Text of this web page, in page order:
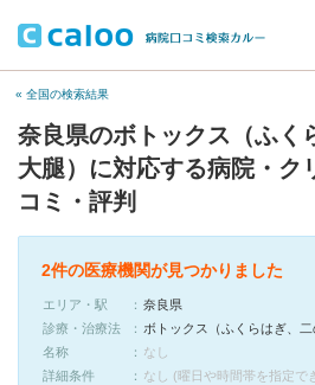
« 全国の検索結果
奈良県のボトックス（ふく
大腿）に対応する病院・ク
コミ・評判
2件の医療機関が見つかりました
エリア・駅
奈良県
診療・治療法
ボトックス（ふくらはぎ、二
名称
なし
詳細条件
なし (曜日や時間帯を指定で